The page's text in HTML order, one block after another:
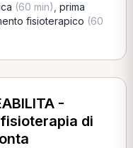
(60 min) prima
fisioterapico (60
-
di